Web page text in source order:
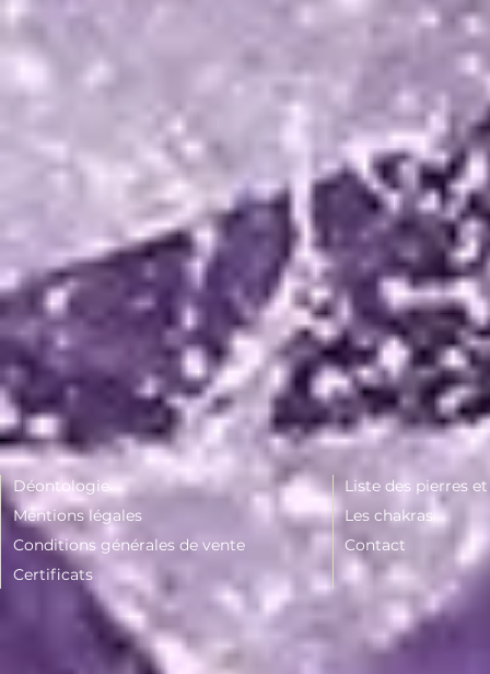
Déontologie
Mentions légales
Conditions générales de vente
Certificats
Liste des pierres
Les chakras
Contact